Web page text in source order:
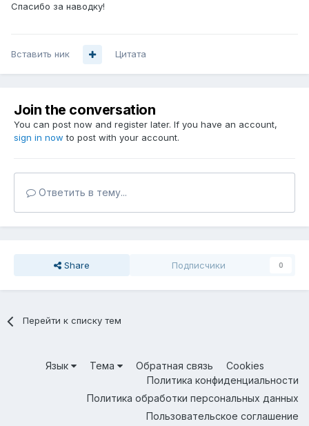
Спасибо за наводку!
Вставить ник Цитата
Join the conversation
You can post now and register later. If you have an account,
sign in now to post with your account.
Ответить в тему...
Share Подписчики 0
Перейти к списку тем
Язык Тема Обратная связь
Cookies
Политика конфиденциальности
Политика обработки персональных данных
Пользовательское соглашение